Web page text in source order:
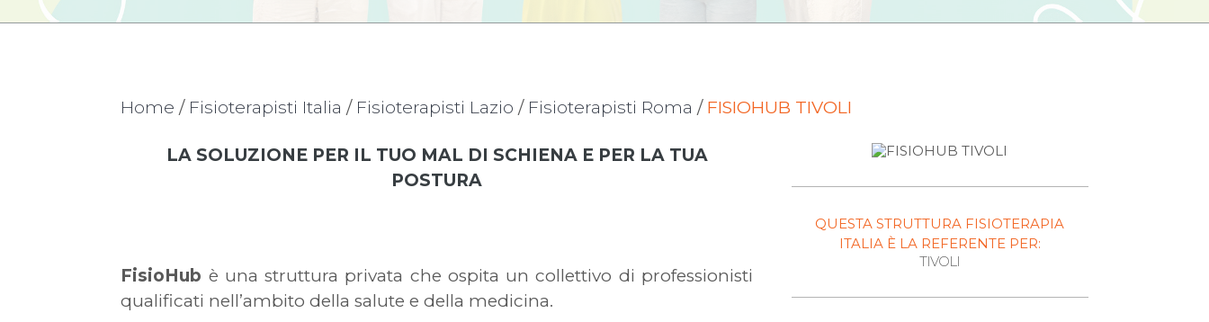
Home / Fisioterapisti Italia / Fisioterapisti Lazio / Fisioterapisti Roma / FISIOHUB TIVOLI
LA SOLUZIONE PER IL TUO MAL DI SCHIENA E PER LA TUA
POSTURA
FisioHub è una struttura privata che ospita un collettivo di professionisti
qualificati nell’ambito della salute e della medicina.
QUESTA STRUTTURA FISIOTERAPIA
ITALIA È LA REFERENTE PER:
TIVOLI